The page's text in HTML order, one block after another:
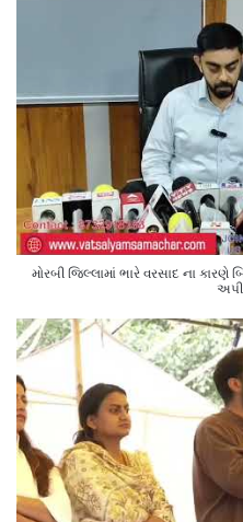
મોરબી જિલ્લામાં ભારે વરસાદ ના